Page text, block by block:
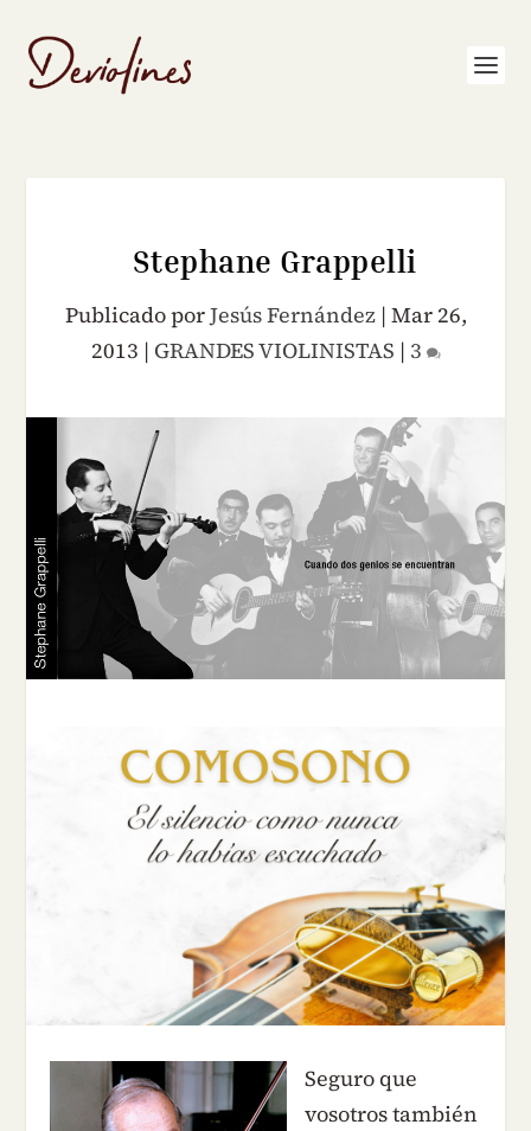
Stephane Grappelli
Publicado porJesús Fernández| Mar 26,
2013 | GRANDES VIOLINISTAS | 3
Seguro que
vosotros también